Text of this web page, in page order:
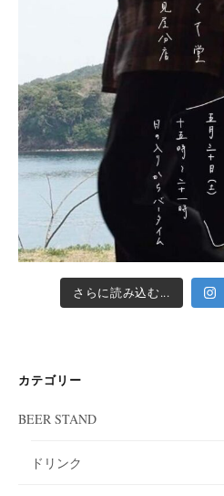
さらに読み込む...
カテゴリー
BEER STAND
ドリンク